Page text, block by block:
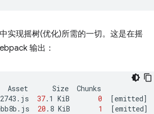
实现摇树(优化)所需的一切。这是在摇
输出：
Asset Size
Chunks
37.1 KiB 0 [emitted]
20 .8 KiB 1 [emitted]